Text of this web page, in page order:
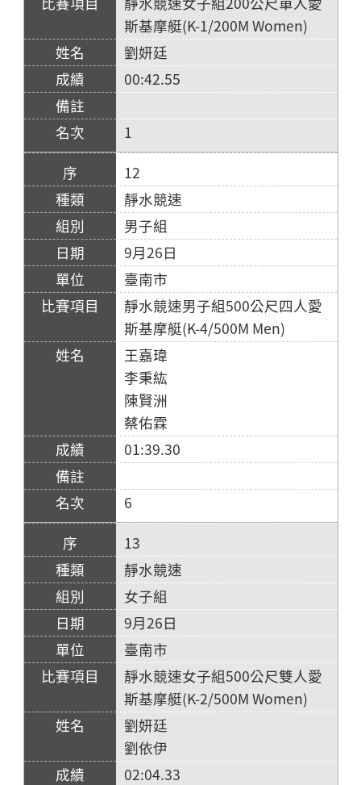
斯基摩艇(K-1/200M Women)
劉妍廷
00:42.55
1
12
靜水競速
男子組
9月26日
臺南市
靜水競速男子組500公尺四人愛
斯基摩艇(K-4/500M Men)
王嘉瑋
李秉紘
陳賢洲
蔡佑霖
01:39.30
6
13
靜水競速
女子組
9月26日
臺南市
靜水競速女子組500公尺雙人愛
斯基摩艇(K-2/500M Women)
劉妍廷
劉依伊
02:04.33